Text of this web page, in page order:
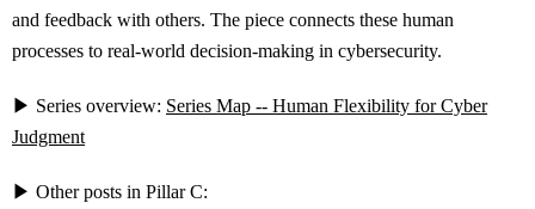
and feedback with others. The piece connects these human
processes to real-world decision-making in cybersecurity.
▶ Series overview: Series Map -- Human Flexibility for Cyber
Judgment
▶ Other posts in Pillar C: